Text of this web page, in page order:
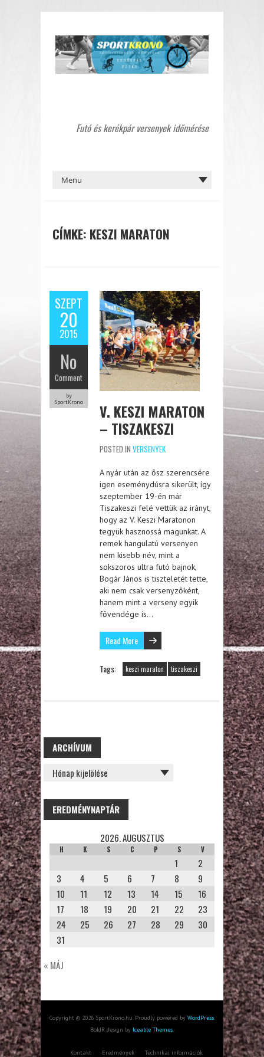
Futó és kerékpár versenyek időmérése
CÍMKE: KESZI MARATON
SZEPT
20
2015
No
Comment
by
SportKrono
V. KESZI MARATON
– TISZAKESZI
POSTED IN VERSENYEK
A nyár után az ősz szerencsére
igen eseménydúsra sikerült, így
szeptember 19-én már
Tiszakeszi felé vettük az irányt,
hogy az V. Keszi Maratonon
tegyük hasznossá magunkat. A
remek hangulatú versenyen
nem kisebb név, mint a
sokszoros ultra futó bajnok,
Bogár János is tiszteletét tette,
aki nem csak versenyzőként,
hanem mint a verseny egyik
fővendége is…
Read More
Tags: keszi maraton tiszakeszi
ARCHÍVUM
ARCHÍVUM
EREDMÉNYNAPTÁR
2026. AUGUSZTUS
H K S C P S V
1
2
3
4 5 6 7 8
9
10
11 12 13 14 15
16
17
18 19 20 21 22
23
24
25 26 27 28 29
30
31
« MÁJ
Copyright © 2026 SportKrono.hu. Proudly powered by WordPress.
BoldR design by Iceable Themes.
Kontakt Eredmények Technikai információk